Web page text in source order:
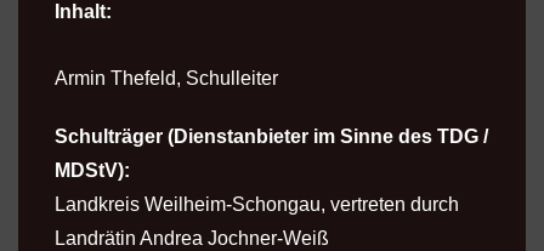
Inhalt:
Armin Thefeld, Schulleiter
Schulträger (Dienstanbieter im Sinne des TDG /
MDStV):
Landkreis Weilheim-Schongau, vertreten durch
Landrätin Andrea Jochner-Weiß